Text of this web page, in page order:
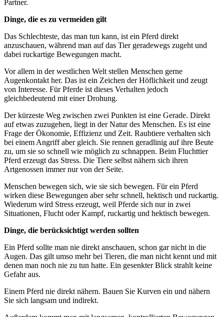
Partner.
Dinge, die es zu vermeiden gilt
Das Schlechteste, das man tun kann, ist ein Pferd direkt
anzuschauen, während man auf das Tier geradewegs zugeht und
dabei ruckartige Bewegungen macht.
Vor allem in der westlichen Welt stellen Menschen gerne
Augenkontakt her. Das ist ein Zeichen der Höflichkeit und zeugt
von Interesse. Für Pferde ist dieses Verhalten jedoch
gleichbedeutend mit einer Drohung.
Der kürzeste Weg zwischen zwei Punkten ist eine Gerade. Direkt
auf etwas zuzugehen, liegt in der Natur des Menschen. Es ist eine
Frage der Ökonomie, Effizienz und Zeit. Raubtiere verhalten sich
bei einem Angriff aber gleich. Sie rennen geradlinig auf ihre Beute
zu, um sie so schnell wie möglich zu schnappen. Beim Fluchttier
Pferd erzeugt das Stress. Die Tiere selbst nähern sich ihren
Artgenossen immer nur von der Seite.
Menschen bewegen sich, wie sie sich bewegen. Für ein Pferd
wirken diese Bewegungen aber sehr schnell, hektisch und ruckartig.
Wiederum wird Stress erzeugt, weil Pferde sich nur in zwei
Situationen, Flucht oder Kampf, ruckartig und hektisch bewegen.
Dinge, die berücksichtigt werden sollten
Ein Pferd sollte man nie direkt anschauen, schon gar nicht in die
Augen. Das gilt umso mehr bei Tieren, die man nicht kennt und mit
denen man noch nie zu tun hatte. Ein gesenkter Blick strahlt keine
Gefahr aus.
Einem Pferd nie direkt nähern. Bauen Sie Kurven ein und nähern
Sie sich langsam und indirekt.